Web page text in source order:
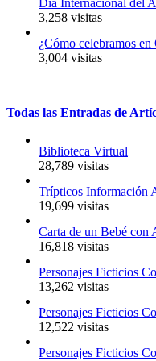
Día Internacional del
3,258 visitas
¿Cómo celebramos
3,004 visitas
Todas las Entradas de
Biblioteca Virtual
28,789 visitas
Trípticos Información
19,699 visitas
Carta de un Bebé con
16,818 visitas
Personajes Ficticios
13,262 visitas
Personajes Ficticios
12,522 visitas
Personajes Ficticios